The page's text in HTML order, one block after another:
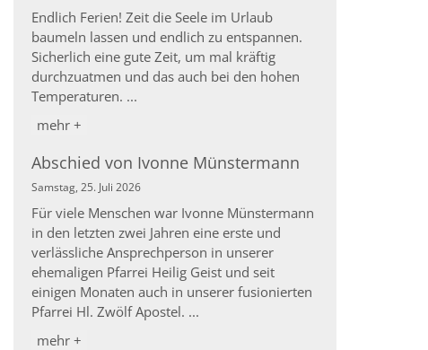
Endlich Ferien! Zeit die Seele im Urlaub
baumeln lassen und endlich zu entspannen.
Sicherlich eine gute Zeit, um mal kräftig
durchzuatmen und das auch bei den hohen
Temperaturen. ...
mehr +
Abschied von Ivonne Münstermann
Samstag, 25. Juli 2026
Für viele Menschen war Ivonne Münstermann
in den letzten zwei Jahren eine erste und
verlässliche Ansprechperson in unserer
ehemaligen Pfarrei Heilig Geist und seit
einigen Monaten auch in unserer fusionierten
Pfarrei Hl. Zwölf Apostel. ...
mehr +